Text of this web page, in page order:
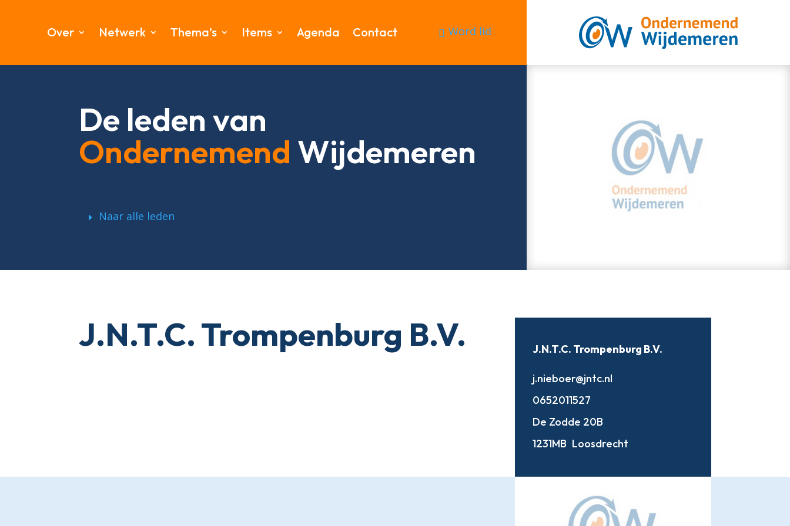
Over Netwerk Thema’s Items Agenda Contact Word lid
De leden van
Ondernemend Wijdemeren
Naar alle leden
J.N.T.C. Trompenburg B.V. J.N.T.C. Trompenburg B.V.
j.nieboer@jntc.nl
0652011527
De Zodde 20B
1231MB Loosdrecht